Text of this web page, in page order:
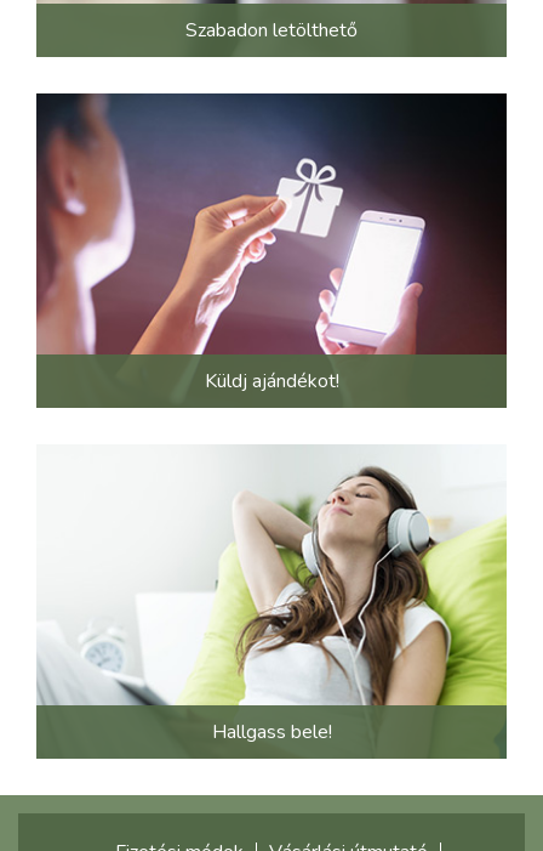
Szabadon letölthető
Küldj ajándékot!
Hallgass bele!